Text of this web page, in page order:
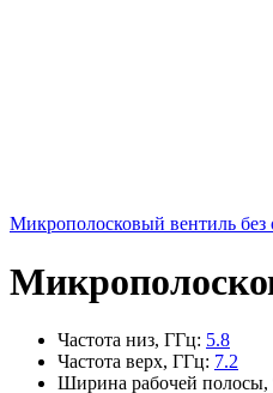
Микрополосковый вентиль
Частота низ, ГГц: 5.8
Частота верх, ГГц: 7.2
Ширина рабочей полосы,